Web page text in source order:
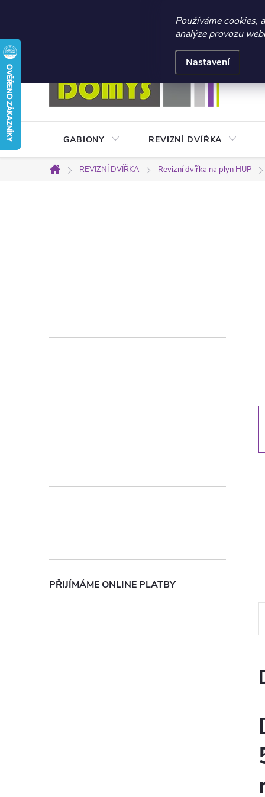
☀️ LETNÍ AKCE
Používáme cookies,
analýze provozu
Nastavení
Přejít
na
obsah
Obchodní podmínky
GABIONY REVIZNÍ DVÍŘKA
Domů
REVIZNÍ DVÍŘKA Revizní dvířka na plyn HUP
r
p
e
PŘIJÍMÁME ONLINE PLATBY